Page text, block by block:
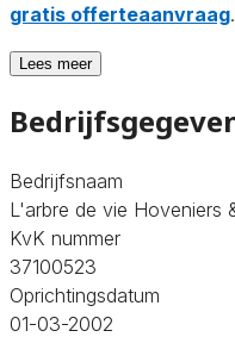
gratis offerteaanvraag
Lees meer
Bedrijfsnaam
L'arbre de vie Hoveniers
KvK nummer
37100523
Oprichtingsdatum
01-03-2002